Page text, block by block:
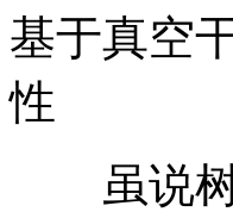
基于真空
性
虽说树